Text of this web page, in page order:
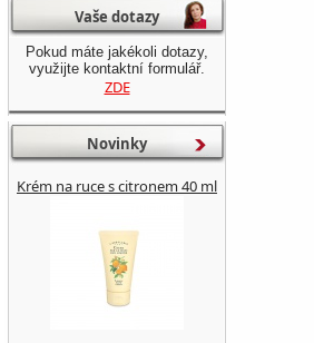
Vaše dotazy
Pokud máte jakékoli dotazy,
využijte kontaktní formulář.
ZDE
Novinky
Krém na ruce s citronem 40 ml